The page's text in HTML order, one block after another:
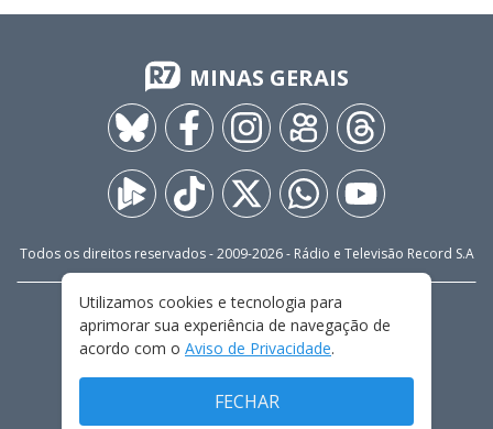
MINAS GERAIS
Todos os direitos reservados - 2009-2026- Rádio e Televisão Record S.A
FALE CONOSCO
PRIVACIDADE
TERMOS E CONDIÇÕES DE USO
Utilizamos cookies e tecnologia para
aprimorar sua experiência de navegação de
acordo com o Aviso de Privacidade.
FECHAR